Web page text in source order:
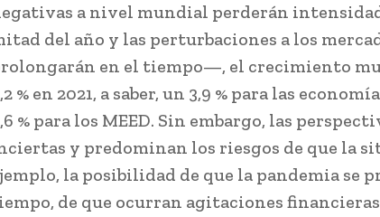
a nivel mundial perderán
del año y las perturbaciones a los
en el tiempo—, el crecimiento
% en 2021, a saber, un 3,9 % para las
% para los MEED. Sin embargo, las
y predominan los riesgos de que la
la posibilidad de que la pandemia se
de que ocurran agitaciones financieras